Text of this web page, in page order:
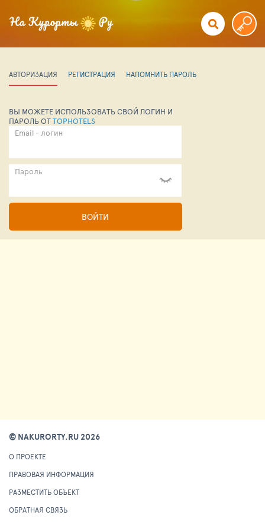
АВТОРИЗАЦИЯ РЕГИСТРАЦИЯ НАПОМНИТЬ ПАРОЛЬ
ВЫ МОЖЕТЕ ИСПОЛЬЗОВАТЬ СВОЙ ЛОГИН И
ПАРОЛЬ ОТTOPHOTELS
Email - логин
Пароль
ВОЙТИ
© NAKURORTY.RU 2026
О ПРОЕКТЕ
ПРАВОВАЯ ИНФОРМАЦИЯ
РАЗМЕСТИТЬ ОБЪЕКТ
ОБРАТНАЯ СВЯЗЬ